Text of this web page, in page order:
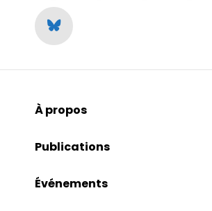
À propos
Publications
Événements